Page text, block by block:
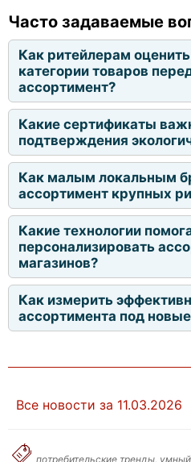
Часто задаваемые
Как ритейлерам
категории товаров
ассортимент?
Какие сертификаты
подтверждения
Как малым локальным
ассортимент крупных
Какие технологии
персонализировать
магазинов?
Как измерить
ассортимента под
Все новости за 11.03.2026
потребительские тренды,